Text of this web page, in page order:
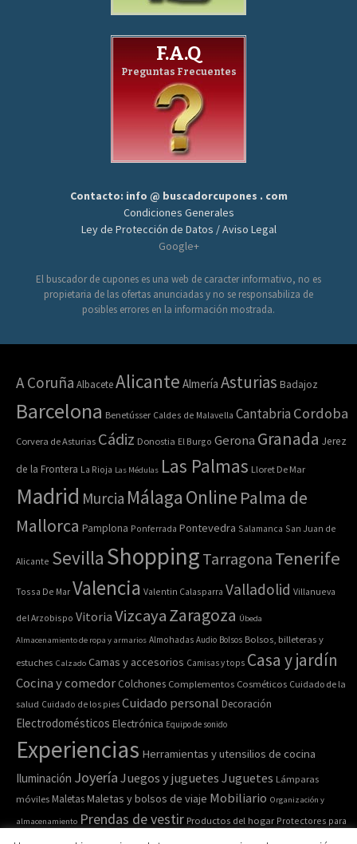
F.A.Q
Preguntas Frecuentes
Contacto: info @ buscadorcupones . com
Condiciones Generales
Ley de Protección de Datos / Aviso Legal
Google+
El buscador de cupones es una web de caracter informativo, no es
propietaria de las ofertas anunciadas y no se responsabiliza de
posibles errores en la información mostrada.
A Coruña AlbaceteAlicante Almería Asturias Badajoz
Barcelona Benetússer Caldes de Malavella Cantabria Cordoba
Corvera de Asturias Cádiz Donostia El Burgo Gerona Granada Jerez
de la Frontera La Rioja Las Médulas Las Palmas Lloret De Mar
Madrid Murcia Málaga Online Palma de
Mallorca Pamplona Ponferrada Pontevedra Salamanca San Juan de
Alicante Sevilla Shopping Tarragona Tenerife
Tossa De Mar Valencia Valentin Calasparra Valladolid Villanueva
del Arzobispo Vitoria VizcayaZaragoza Úbeda
Almacenamiento de ropa y armarios Almohadas Audio Bolsos Bolsos, billeteras y
estuches Calzado Camas y accesorios Camisas y tops Casa y jardín
Cocina y comedor Colchones Complementos Cosméticos Cuidado de la
salud Cuidado de los pies Cuidado personal Decoración
Electrodomésticos Electrónica Equipo de sonido
Experiencias Herramientas y utensilios de cocina
Iluminación Joyería Juegos y juguetes Juguetes Lámparas
móviles MaletasMaletas y bolsos de viaje Mobiliario Organización y
almacenamiento Prendas de vestir Productos del hogar Protectores para
colchones
Pulseras Recipiente para comida Relojes de pulsera y de